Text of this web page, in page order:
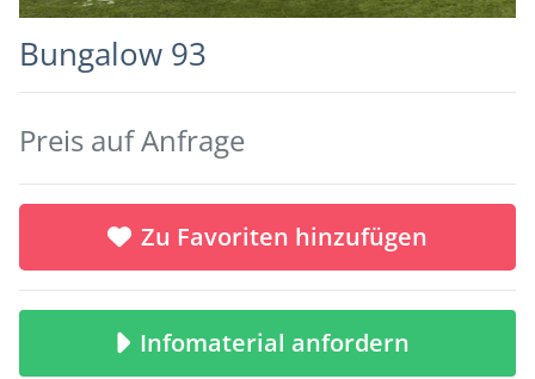
Bungalow 93
Preis auf Anfrage
Zu Favoriten hinzufügen
Infomaterial anfordern